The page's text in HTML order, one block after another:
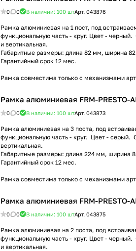
0 0 В наличии: 100 штАрт. 043876
Рамка алюминиевая на 1 пост, под
функциональную часть - круг. Цвет -
и вертикальная.
Габаритные размеры: длина 82 мм, ширина
Гарантийный срок 12 мес.
Рамка совместима только с механизмами
Рамка алюминиевая FRM-PRESTO-
0 0 В наличии: 100 штАрт. 043873
Рамка алюминиевая на 3 поста, под
функциональную часть - круг. Цвет - серый.
вертикальная.
Габаритные размеры: длина 224 мм, ширина
Гарантийный срок 12 мес.
Рамка совместима только с механизмами
Рамка алюминиевая FRM-PRESTO-
0 0 В наличии: 100 штАрт. 043875
Рамка алюминиевая на 2 поста, под
функциональную часть - круг. Цвет -
и вертикальная.